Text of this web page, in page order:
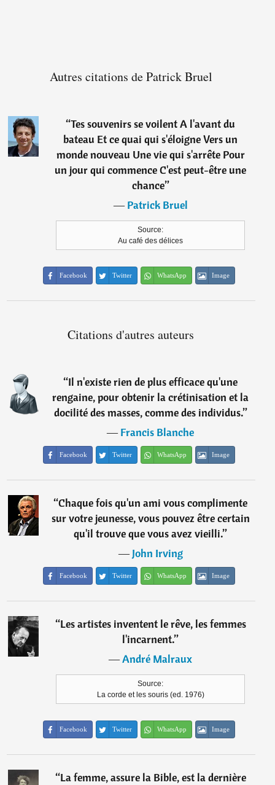
Autres citations de Patrick Bruel
“Tes souvenirs se voilent A l'avant du
bateau Et ce quai qui s'éloigne Vers un
monde nouveau Une vie qui s'arrête Pour
un jour qui commence C'est peut-être une
chance”
―Patrick Bruel
Source:
Au café des délices
Facebook Twitter WhatsApp Image
Citations d'autres auteurs
“Il n'existe rien de plus efficace qu'une
rengaine, pour obtenir la crétinisation et la
docilité des masses, comme des individus.”
―Francis Blanche
Facebook Twitter WhatsApp Image
“Chaque fois qu'un ami vous complimente
sur votre jeunesse, vous pouvez être certain
qu'il trouve que vous avez vieilli.”
―John Irving
Facebook Twitter WhatsApp Image
“Les artistes inventent le rêve, les femmes
l'incarnent.”
―André Malraux
Source:
La corde et les souris (ed. 1976)
Facebook Twitter WhatsApp Image
“La femme, assure la Bible, est la dernière